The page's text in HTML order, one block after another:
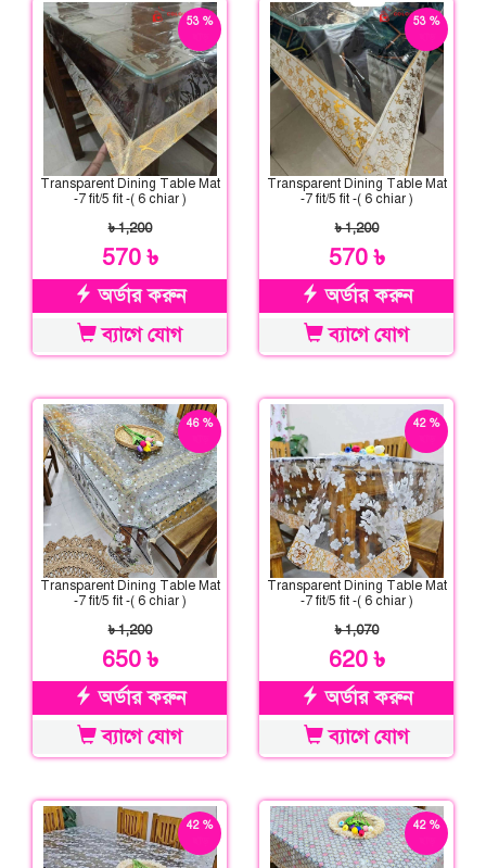
53 %
Transparent Dining Table Mat
-7 fit/5 fit -( 6 chiar )
৳ 1,200
570 ৳
অর্ডার করুন
ব্যাগে যোগ
53 %
Transparent Dining Table Mat
-7 fit/5 fit -( 6 chiar )
৳ 1,200
570 ৳
অর্ডার করুন
ব্যাগে যোগ
46 %
Transparent Dining Table Mat
-7 fit/5 fit -( 6 chiar )
৳ 1,200
650 ৳
অর্ডার করুন
ব্যাগে যোগ
42 %
Transparent Dining Table Mat
-7 fit/5 fit -( 6 chiar )
৳ 1,070
620 ৳
অর্ডার করুন
ব্যাগে যোগ
42 %
42 %